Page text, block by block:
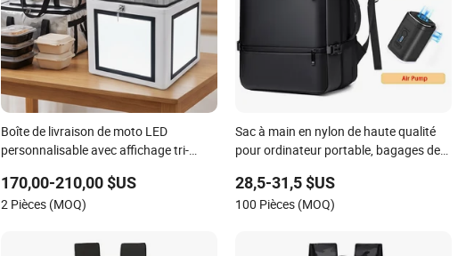
Boîte de livraison de moto LED
personnalisable avec affichage tri-
170,00-210,00 $US
2 Pièces (MOQ)
Sac à main en nylon de haute qualité
pour ordinateur portable, bagages de
vide pour le week-end, sac à dos avec
port de chargement USB RS-0961s
28,5-31,5 $US
100 Pièces (MOQ)